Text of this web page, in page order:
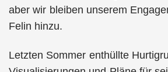
aber wir bleiben unserem
Felin hinzu.
Letzten Sommer enthüllte